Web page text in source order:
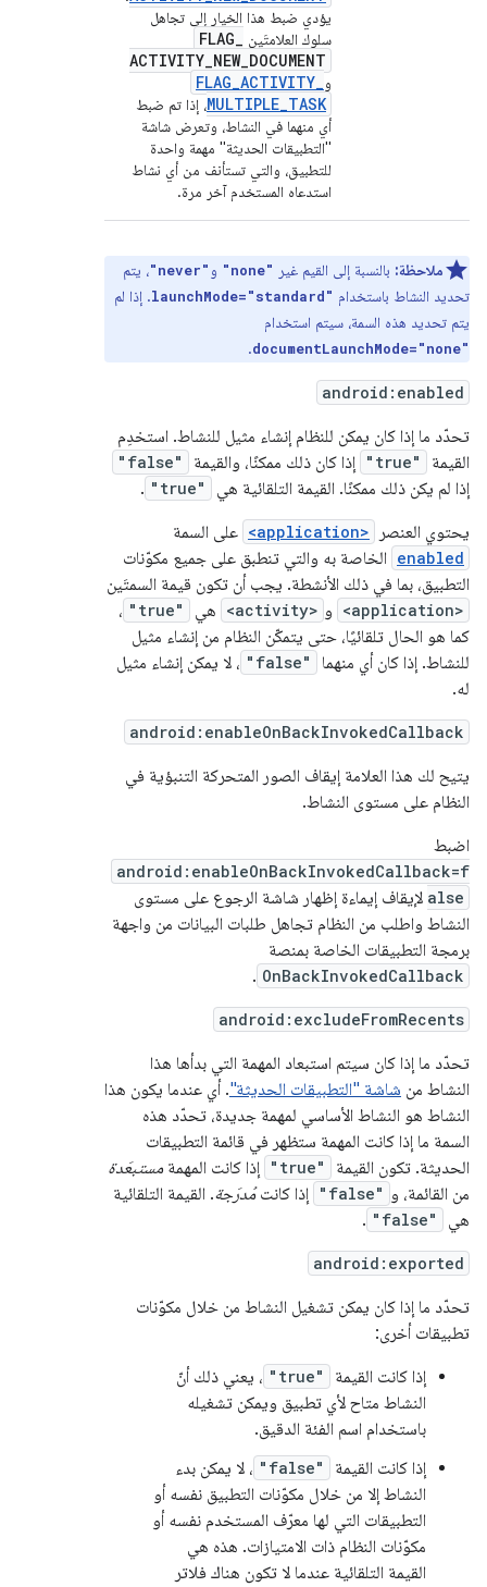
يؤدي ضبط هذا الخيار إلى تجاهل
سلوك العلامتَين
FLAG_
ACTIVITY_NEW_DOCUMENT
و FLAG_ACTIVITY_
MULTIPLE_TASK
، إذا تم ضبط
أي منهما في النشاط، وتعرض شاشة
"التطبيقات الحديثة" مهمة واحدة
للتطبيق، والتي تستأنف من أي نشاط
استدعاه المستخدم آخر مرة.
ملاحظة: بالنسبة إلى القيم غير "none" و "never"، يتم
تحديد النشاط باستخدام launchMode="standard". إذا لم
يتم تحديد هذه السمة، سيتم استخدام
documentLaunchMode="none"
.
android:enabled
تحدّد ما إذا كان يمكن للنظام إنشاء مثيل للنشاط. استخدِم
القيمة
"true" إذا كان ذلك ممكنًا، والقيمة "false"
إذا لم يكن ذلك ممكنًا. القيمة التلقائية هي "true"
.
يحتوي العنصر
<application> على السمة
enabled الخاصة به والتي تنطبق على جميع مكوّنات
التطبيق، بما في ذلك الأنشطة. يجب أن تكون قيمة السمتَين
<application> و <activity> هي "true" ،
كما هو الحال تلقائيًا، حتى يتمكّن النظام من إنشاء مثيل
للنشاط. إذا كان أي منهما
"false" ، لا يمكن إنشاء مثيل
له.
android:enableOnBackInvokedCallback
يتيح لك هذا العلامة إيقاف الصور المتحركة التنبؤية في
النظام على مستوى النشاط.
اضبط
android:enableOnBackInvokedCallback=f
alse لإيقاف إيماءة إظهار شاشة الرجوع على مستوى
النشاط واطلب من النظام تجاهل طلبات البيانات من واجهة
برمجة التطبيقات الخاصة بمنصة
OnBackInvokedCallback
.
android:excludeFromRecents
تحدّد ما إذا كان سيتم استبعاد المهمة التي بدأها هذا
النشاط من شاشة "التطبيقات الحديثة". أي عندما يكون هذا
النشاط هو النشاط الأساسي لمهمة جديدة، تحدّد هذه
السمة ما إذا كانت المهمة ستظهر في قائمة التطبيقات
الحديثة. تكون القيمة
"true" إذا كانت المهمة مستبعَدة
من القائمة، و "false" إذا كانتمُدرَجة. القيمة التلقائية
هي
"false"
.
android:exported
تحدّد ما إذا كان يمكن تشغيل النشاط من خلال مكوّنات
تطبيقات أخرى:
إذا كانت القيمة
"true" ، يعني ذلك أنّ
النشاط متاح لأي تطبيق ويمكن تشغيله
باستخدام اسم الفئة الدقيق.
إذا كانت القيمة
"false" ، لا يمكن بدء
النشاط إلا من خلال مكوّنات التطبيق نفسه أو
التطبيقات التي لها معرّف المستخدم نفسه أو
مكوّنات النظام ذات الامتيازات. هذه هي
القيمة التلقائية عندما لا تكون هناك فلاتر